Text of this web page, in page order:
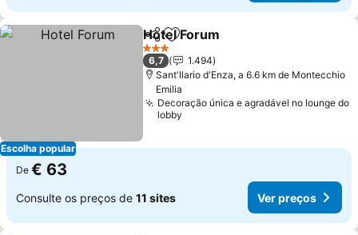
Escolha popular
PartilharAdicionar aos favoritos
Hotel Forum
3 Estrelas
6,7
1.494
Sant'Ilario d'Enza, a 6.6 km de Montecchio
Emilia
Decoração única e agradável no lounge do
lobby
De € 63
Consulte os preços de 11 sites Ver preços